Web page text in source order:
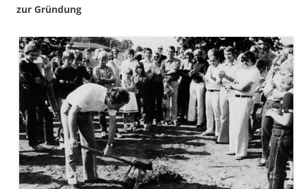
zur Gründung